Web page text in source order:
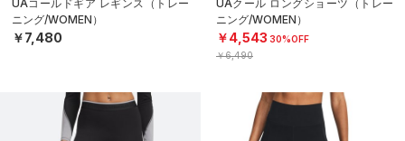
UAコールドギア レギンス（トレー
ニング/WOMEN）
￥7,480
UAクール ロングショーツ（トレー
ニング/WOMEN）
￥4,543 30%OFF
￥6,490